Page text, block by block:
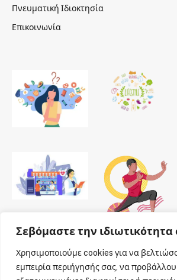
Σεβόμαστε την ιδιωτικότητα
Χρησιμοποιούμε cookies για να
εμπειρία περιήγησής σας, να
Πνευματική Ιδιοκτησία
Επικοινωνία